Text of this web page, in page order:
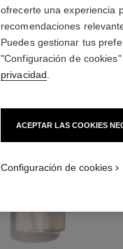
ofrecerte una experiencia
recomendaciones
Puedes gestionar tus
"Configuración de
privacidad
ACEPTAR LAS COOKIES
Configuración de cookies